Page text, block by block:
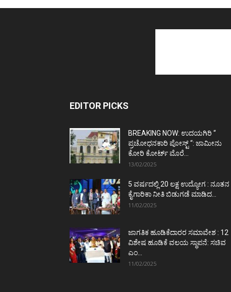
EDITOR PICKS
BREAKING NOW: ಉದಯಗಿರಿ “
ಪ್ರಚೋಧನಕಾರಿ ಪೋಸ್ಟ್‌ “: ಜಾಮೀನು
ಕೋರಿ ಕೋರ್ಟ್‌ ಮೊರೆ...
13/02/2025
5 ವರ್ಷದಲ್ಲಿ 20 ಲಕ್ಷ ಉದ್ಯೋಗ : ನೂತನ
ಕೈಗಾರಿಕಾ ನೀತಿ ಬಿಡುಗಡೆ ಮಾಡಿದ...
11/02/2025
ಜಾಗತಿಕ ಹೂಡಿಕೆದಾರರ ಸಮಾವೇಶ : 12
ವಿಶೇಷ ಹೂಡಿಕೆ ವಲಯ ಸ್ಥಾಪನೆ: ಸಚಿವ
ಎಂ...
11/02/2025